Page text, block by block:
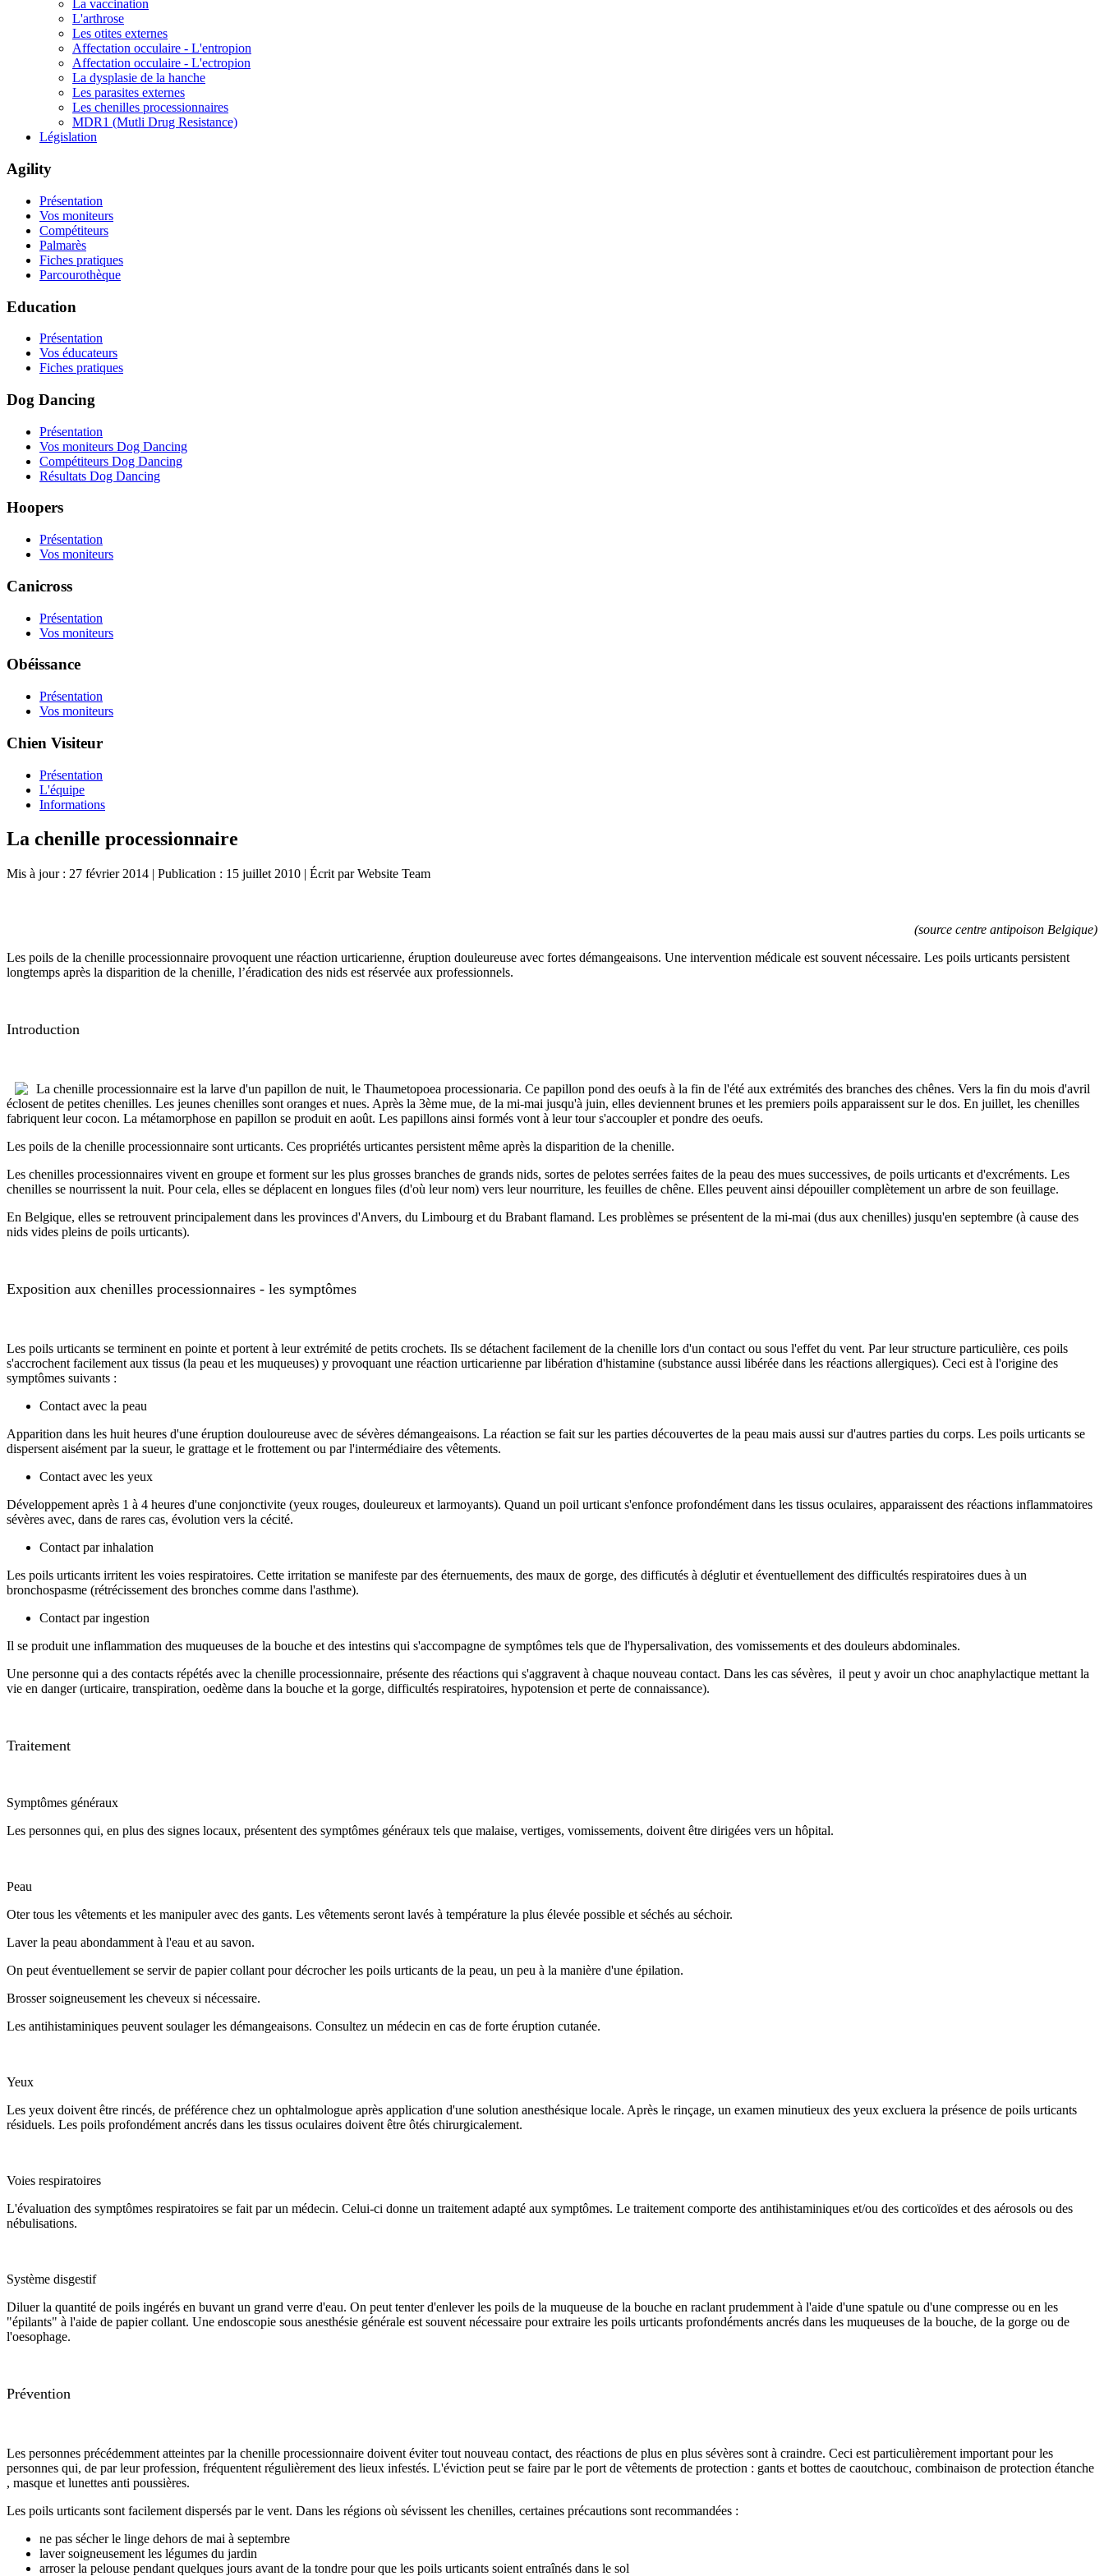
La vaccination
L'arthrose
Les otites externes
Affectation occulaire - L'entropion
Affectation occulaire - L'ectropion
La dysplasie de la hanche
Les parasites externes
Les chenilles processionnaires
MDR1 (Mutli Drug Resistance)
Législation
Agility
Présentation
Vos moniteurs
Compétiteurs
Palmarès
Fiches pratiques
Parcourothèque
Education
Présentation
Vos éducateurs
Fiches pratiques
Dog Dancing
Présentation
Vos moniteurs Dog Dancing
Compétiteurs Dog Dancing
Résultats Dog Dancing
Hoopers
Présentation
Vos moniteurs
Canicross
Présentation
Vos moniteurs
Obéissance
Présentation
Vos moniteurs
Chien Visiteur
Présentation
L'équipe
Informations
La chenille processionnaire
Mis à jour : 27 février 2014 | Publication : 15 juillet 2010 | Écrit par Website Team
(source centre antipoison Belgique)
Les poils de la chenille processionnaire provoquent une réaction urticarienne, éruption douleureuse avec fortes démangeaisons. Une intervention médicale est souvent nécessaire. Les poils urticants persistent
longtemps après la disparition de la chenille, l’éradication des nids est réservée aux professionnels.
Introduction
La chenille processionnaire est la larve d'un papillon de nuit, le Thaumetopoea processionaria. Ce papillon pond des oeufs à la fin de l'été aux extrémités des branches des chênes. Vers la fin du mois d'avril
éclosent de petites chenilles. Les jeunes chenilles sont oranges et nues. Après la 3ème mue, de la mi-mai jusqu'à juin, elles deviennent brunes et les premiers poils apparaissent sur le dos. En juillet, les chenilles
fabriquent leur cocon. La métamorphose en papillon se produit en août. Les papillons ainsi formés vont à leur tour s'accoupler et pondre des oeufs.
Les poils de la chenille processionnaire sont urticants. Ces propriétés urticantes persistent même après la disparition de la chenille.
Les chenilles processionnaires vivent en groupe et forment sur les plus grosses branches de grands nids, sortes de pelotes serrées faites de la peau des mues successives, de poils urticants et d'excréments. Les
chenilles se nourrissent la nuit. Pour cela, elles se déplacent en longues files (d'où leur nom) vers leur nourriture, les feuilles de chêne. Elles peuvent ainsi dépouiller complètement un arbre de son feuillage.
En Belgique, elles se retrouvent principalement dans les provinces d'Anvers, du Limbourg et du Brabant flamand. Les problèmes se présentent de la mi-mai (dus aux chenilles) jusqu'en septembre (à cause des
nids vides pleins de poils urticants).
Exposition aux chenilles processionnaires - les symptômes
Les poils urticants se terminent en pointe et portent à leur extrémité de petits crochets. Ils se détachent facilement de la chenille lors d'un contact ou sous l'effet du vent. Par leur structure particulière, ces poils
s'accrochent facilement aux tissus (la peau et les muqueuses) y provoquant une réaction urticarienne par libération d'histamine (substance aussi libérée dans les réactions allergiques). Ceci est à l'origine des
symptômes suivants :
Contact avec la peau
Apparition dans les huit heures d'une éruption douloureuse avec de sévères démangeaisons. La réaction se fait sur les parties découvertes de la peau mais aussi sur d'autres parties du corps. Les poils urticants se
dispersent aisément par la sueur, le grattage et le frottement ou par l'intermédiaire des vêtements.
Contact avec les yeux
Développement après 1 à 4 heures d'une conjonctivite (yeux rouges, douleureux et larmoyants). Quand un poil urticant s'enfonce profondément dans les tissus oculaires, apparaissent des réactions inflammatoires
sévères avec, dans de rares cas, évolution vers la cécité.
Contact par inhalation
Les poils urticants irritent les voies respiratoires. Cette irritation se manifeste par des éternuements, des maux de gorge, des difficutés à déglutir et éventuellement des difficultés respiratoires dues à un
bronchospasme (rétrécissement des bronches comme dans l'asthme).
Contact par ingestion
Il se produit une inflammation des muqueuses de la bouche et des intestins qui s'accompagne de symptômes tels que de l'hypersalivation, des vomissements et des douleurs abdominales.
Une personne qui a des contacts répétés avec la chenille processionnaire, présente des réactions qui s'aggravent à chaque nouveau contact. Dans les cas sévères, il peut y avoir un choc anaphylactique mettant la
vie en danger (urticaire, transpiration, oedème dans la bouche et la gorge, difficultés respiratoires, hypotension et perte de connaissance).
Traitement
Symptômes généraux
Les personnes qui, en plus des signes locaux, présentent des symptômes généraux tels que malaise, vertiges, vomissements, doivent être dirigées vers un hôpital.
Peau
Oter tous les vêtements et les manipuler avec des gants. Les vêtements seront lavés à température la plus élevée possible et séchés au séchoir.
Laver la peau abondamment à l'eau et au savon.
On peut éventuellement se servir de papier collant pour décrocher les poils urticants de la peau, un peu à la manière d'une épilation.
Brosser soigneusement les cheveux si nécessaire.
Les antihistaminiques peuvent soulager les démangeaisons. Consultez un médecin en cas de forte éruption cutanée.
Yeux
Les yeux doivent être rincés, de préférence chez un ophtalmologue après application d'une solution anesthésique locale. Après le rinçage, un examen minutieux des yeux excluera la présence de poils urticants
résiduels. Les poils profondément ancrés dans les tissus oculaires doivent être ôtés chirurgicalement.
Voies respiratoires
L'évaluation des symptômes respiratoires se fait par un médecin. Celui-ci donne un traitement adapté aux symptômes. Le traitement comporte des antihistaminiques et/ou des corticoïdes et des aérosols ou des
nébulisations.
Système disgestif
Diluer la quantité de poils ingérés en buvant un grand verre d'eau. On peut tenter d'enlever les poils de la muqueuse de la bouche en raclant prudemment à l'aide d'une spatule ou d'une compresse ou en les
"épilants" à l'aide de papier collant. Une endoscopie sous anesthésie générale est souvent nécessaire pour extraire les poils urticants profondéments ancrés dans les muqueuses de la bouche, de la gorge ou de
l'oesophage.
Prévention
Les personnes précédemment atteintes par la chenille processionnaire doivent éviter tout nouveau contact, des réactions de plus en plus sévères sont à craindre. Ceci est particulièrement important pour les
personnes qui, de par leur profession, fréquentent régulièrement des lieux infestés. L'éviction peut se faire par le port de vêtements de protection : gants et bottes de caoutchouc, combinaison de protection étanche
, masque et lunettes anti poussières.
Les poils urticants sont facilement dispersés par le vent. Dans les régions où sévissent les chenilles, certaines précautions sont recommandées :
ne pas sécher le linge dehors de mai à septembre
laver soigneusement les légumes du jardin
arroser la pelouse pendant quelques jours avant de la tondre pour que les poils urticants soient entraînés dans le sol